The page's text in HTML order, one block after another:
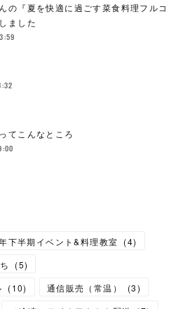
の『夏を快適に過ごす菜食料理フルコ
ました
てこんなところ
下半期イベント&料理教室 (4)
(5)
(10) 通信販売（常温） (3)